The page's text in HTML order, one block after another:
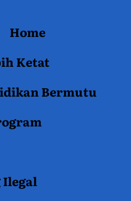
Home
Ketat
Bermutu
Ilegal